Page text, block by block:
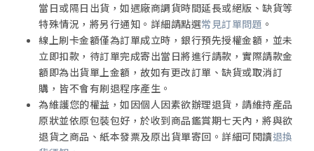
當日或隔日出貨，如遇廠商調貨時間延長或絕版、缺貨等
特殊情況，將另行通知。詳細請點選常見訂單問題 。
線上刷卡金額僅為訂單成立時，銀行預先授權金額，並未
立即扣款，待訂單完成寄出當日將進行請款，實際請款金
額即為出貨單上金額，故如有更改訂單、缺貨或取消訂
購，皆不會有刷退程序產生。
為維護您的權益，如因個人因素欲辦理退貨，請維持產品
原狀並依原包裝包好，於收到商品鑑賞期七天內，將與欲
退貨之商品、紙本發票及原出貨單寄回。詳細可閱讀退換